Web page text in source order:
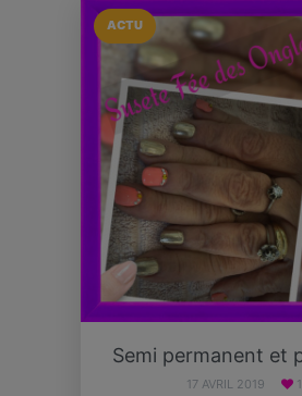
ACTU
Semi permanent et
17 AVRIL 2019 1